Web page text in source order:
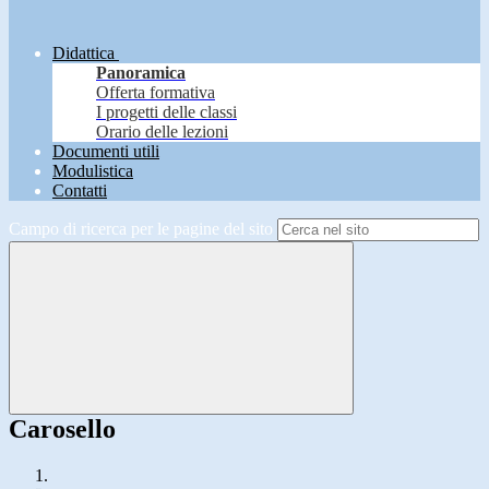
Didattica
Panoramica
Offerta formativa
I progetti delle classi
Orario delle lezioni
Documenti utili
Modulistica
Contatti
Campo di ricerca per le pagine del sito
Carosello